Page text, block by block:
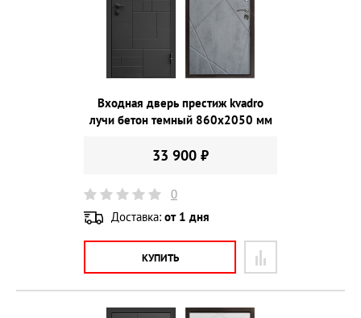
Входная дверь престиж kvadro
лучи бетон темный 860х2050 мм
33 900 ₽
0
Доставка: от 1 дня
КУПИТЬ